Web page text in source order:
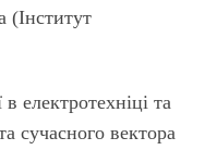
(Ін­сти­тут
електротехніці та
сучасного вектора